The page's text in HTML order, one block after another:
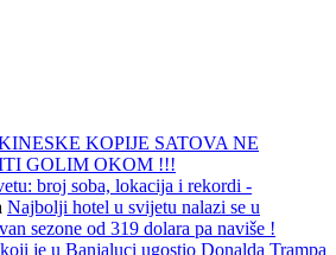
KOPIJE SATOVA NE
GOLIM OKOM !!!
broj soba, lokacija i rekordi -
Najbolji hotel u svijetu nalazi se u
sezone od 319 dolara pa naviše !
je u Banjaluci ugostio Donalda Trampa